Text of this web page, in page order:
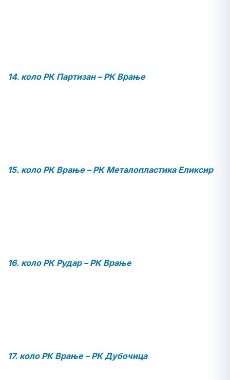
14. коло РК Партизан –РК Врање
15. коло РК Врање –РК Металопластика Еликсир
16. коло РК Рудар – РК Врање
17. коло РК Врање – РК Дубочица